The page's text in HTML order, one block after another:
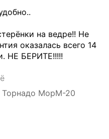
на ведре!! Не
оказалась всего 14
НЕ БЕРИТЕ!!!!!
MopM-20